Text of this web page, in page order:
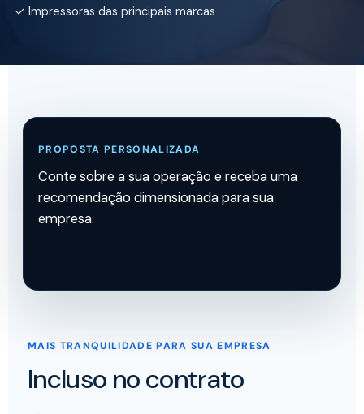
✓ Impressoras das principais marcas
PROPOSTA PERSONALIZADA
Conte sobre a sua operação e receba uma
recomendação dimensionada para sua
empresa.
MAIS TRANQUILIDADE PARA SUA EMPRESA
Incluso no contrato